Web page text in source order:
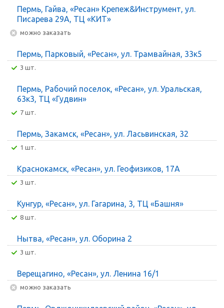
Пермь, Гайва, «Ресан» Крепеж&Инструмент, ул.
Писарева 29А, ТЦ «КИТ»
Можно заказать
Пермь, Парковый, «Ресан», ул. Трамвайная, 33к5
3 шт.
Пермь, Рабочий поселок, «Ресан», ул. Уральская,
63к3, ТЦ «Гудвин»
7 шт.
Пермь, Закамск, «Ресан», ул. Ласьвинская, 32
1 шт.
Краснокамск, «Ресан», ул. Геофизиков, 17А
3 шт.
Кунгур, «Ресан», ул. Гагарина, 3, ТЦ «Башня»
8 шт.
Нытва, «Ресан», ул. Оборина 2
3 шт.
Верещагино, «Ресан», ул. Ленина 16/1
Можно заказать